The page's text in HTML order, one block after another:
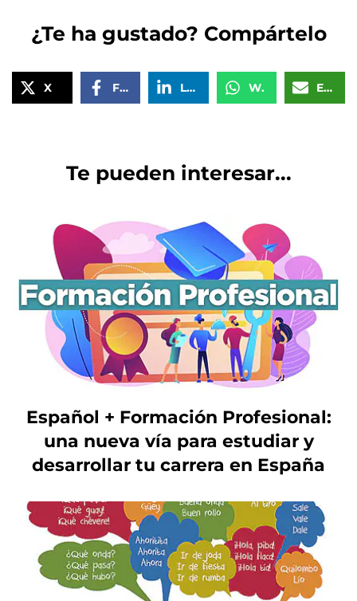
¿Te ha gustado? Compártelo
X Facebook LinkedIn WhatsApp Email
Te pueden interesar...
Español + Formación Profesional:
una nueva vía para estudiar y
desarrollar tu carrera en España